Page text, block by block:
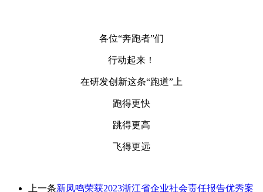
各位“奔跑者”们
行动起来！
在研发创新这条“跑道”上
跑得更快
跳得更高
飞得更远
上一条新凤鸣荣获2023浙江省企业社会责任报告优秀案